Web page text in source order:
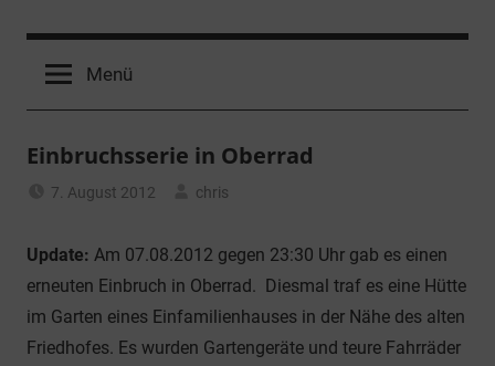
Menü
Einbruchsserie in Oberrad
7. August 2012
chris
Update: Am 07.08.2012 gegen 23:30 Uhr gab es einen
erneuten Einbruch in Oberrad. Diesmal traf es eine Hütte
im Garten eines Einfamilienhauses in der Nähe des alten
Friedhofes. Es wurden Gartengeräte und teure Fahrräder